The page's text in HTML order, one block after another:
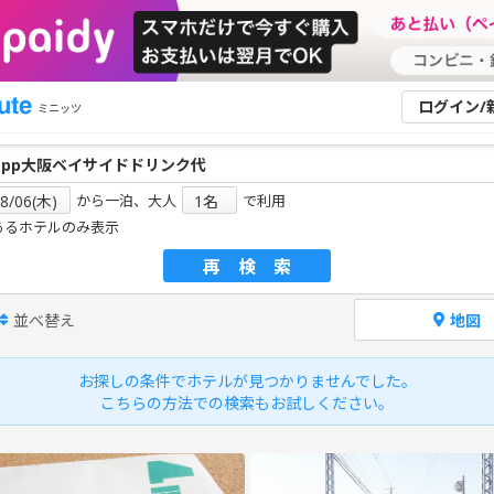
ミニッツ ログイン/
から一泊、大人
で利用
るホテルのみ表示
再検索
並べ替え 地図
お探しの条件でホテルが見つかりませんでした。
こちらの方法での検索もお試しください。